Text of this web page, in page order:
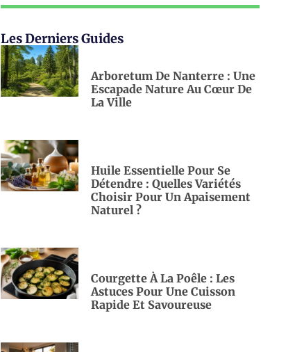
Les Derniers Guides
Arboretum De Nanterre : Une
Escapade Nature Au Cœur De
La Ville
Huile Essentielle Pour Se
Détendre : Quelles Variétés
Choisir Pour Un Apaisement
Naturel ?
Courgette À La Poêle : Les
Astuces Pour Une Cuisson
Rapide Et Savoureuse